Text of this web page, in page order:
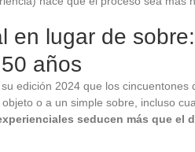
en lugar de
años
edición 2024 que los cincuentones
o a un simple sobre, incluso
seducen más que el